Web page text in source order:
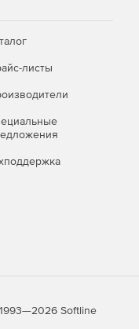
листы
Softline